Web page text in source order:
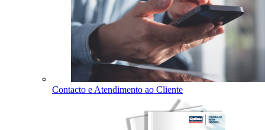
Contacto e Atendimento ao Cliente